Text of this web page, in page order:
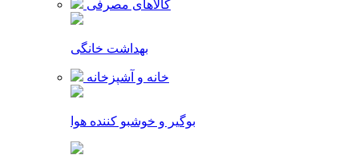
کالاهای مصرفی
بهداشت خانگی
خانه و آشپزخانه
بوگیر و خوشبو کننده هوا